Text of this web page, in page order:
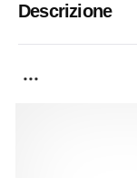
Descrizione
...